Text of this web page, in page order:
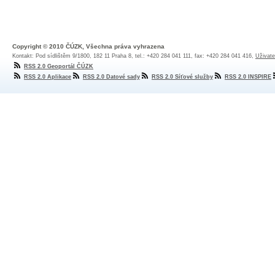
Copyright © 2010 ČÚZK, Všechna práva vyhrazena
Kontakt: Pod sídlištěm 9/1800, 182 11 Praha 8, tel.: +420 284 041 111, fax: +420 284 041 416,
RSS 2.0 Geoportál ČÚZK
RSS 2.0 Aplikace
RSS 2.0 Datové sady RSS 2.0 Síťové služby RSS 2.0 INSPIRE